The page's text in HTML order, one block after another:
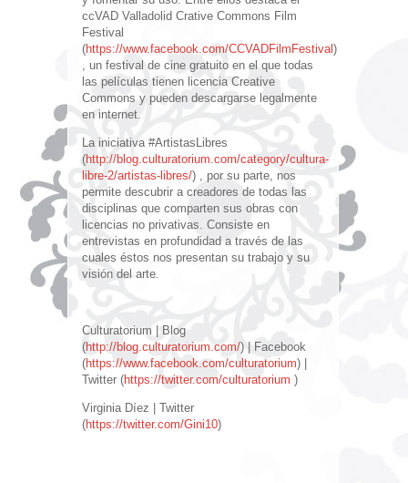
ccVAD Valladolid Crative Commons Film
Festival
(https://www.facebook.com/CCVADFilmFestival)
, un festival de cine gratuito en el que todas
las películas tienen licencia Creative
Commons y pueden descargarse legalmente
en internet.
La iniciativa #ArtistasLibres
(http://blog.culturatorium.com/category/cultura-
libre-2/artistas-libres/) , por su parte, nos
permite descubrir a creadores de todas las
disciplinas que comparten sus obras con
licencias no privativas. Consiste en
entrevistas en profundidad a través de las
cuales éstos nos presentan su trabajo y su
visión del arte.
Culturatorium | Blog
(http://blog.culturatorium.com/) | Facebook
(https://www.facebook.com/culturatorium) |
Twitter (https://twitter.com/culturatorium )
Virginia Díez | Twitter
(https://twitter.com/Gini10)